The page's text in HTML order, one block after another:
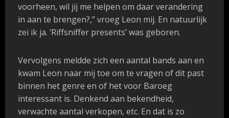
voorheen, wil jij me helpen om daar verandering
in aan te brengen?,” vroeg Leon mij. En natuurlijk
zei ik ja. ‘Riffsniffer presents’ was geboren.
Vervolgens meldde zich een aantal bands aan en
kwam Leon naar mij toe om te vragen ofdit past
binnen het genre en of het voor Baroeg
interessant is. Denkend aan bekendheid,
verwachte aantal verkopen, etc. En dat is zo